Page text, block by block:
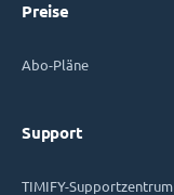
Preise
Abo-Pläne
Support
TIMIFY-Supportzentrum